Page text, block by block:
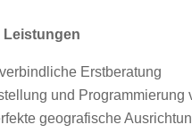
Leistungen
Erstberatung
und Programmierung
geografische